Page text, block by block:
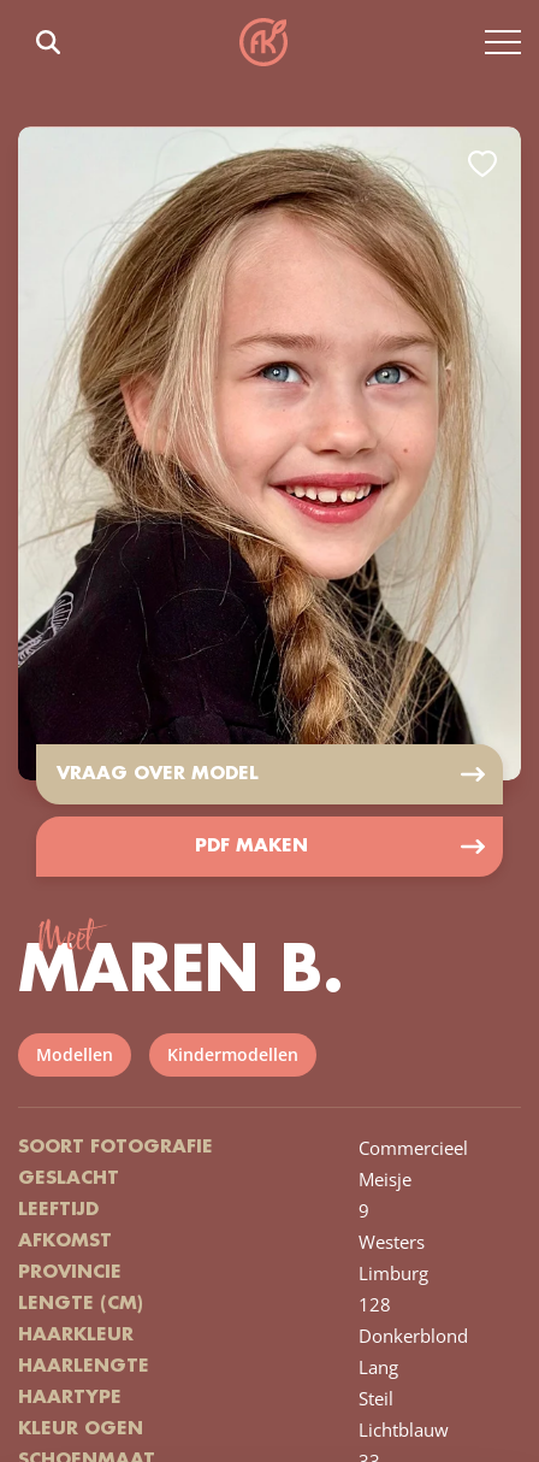
VRAAG OVER MODEL
PDF MAKEN
Meet
MAREN B.
Modellen Kindermodellen
SOORT FOTOGRAFIE Commercieel
GESLACHT Meisje
LEEFTIJD 9
AFKOMST Westers
PROVINCIE Limburg
LENGTE (CM) 128
HAARKLEUR Donkerblond
HAARLENGTE Lang
HAARTYPE Steil
KLEUR OGEN Lichtblauw